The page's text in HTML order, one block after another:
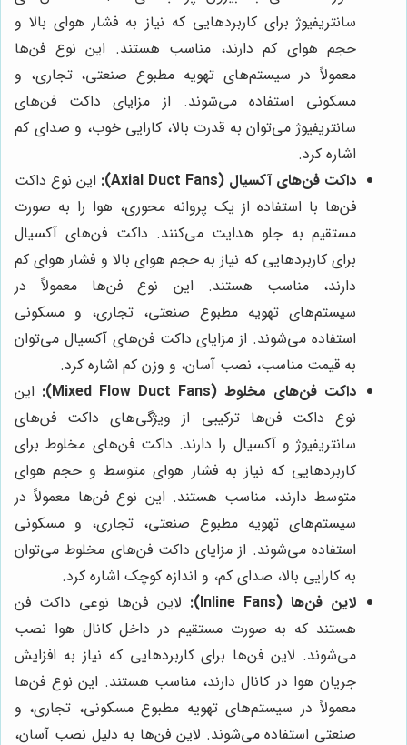
سانتریفیوژ برای کاربردهایی که نیاز به فشار هوای بالا و
حجم هوای کم دارند، مناسب هستند. این نوع فن‌ها
معمولاً در سیستم‌های تهویه مطبوع صنعتی، تجاری، و
مسکونی استفاده می‌شوند. از مزایای داکت فن‌های
سانتریفیوژ می‌توان به قدرت بالا، کارایی خوب، و صدای کم
اشاره کرد.
داکت فن‌های آکسیال (Axial Duct Fans):
این نوع داکت
فن‌ها با استفاده از یک پروانه محوری، هوا را به صورت
مستقیم به جلو هدایت می‌کنند. داکت فن‌های آکسیال
برای کاربردهایی که نیاز به حجم هوای بالا و فشار هوای کم
دارند، مناسب هستند. این نوع فن‌ها معمولاً در
سیستم‌های تهویه مطبوع صنعتی، تجاری، و مسکونی
استفاده می‌شوند. از مزایای داکت فن‌های آکسیال می‌توان
به قیمت مناسب، نصب آسان، و وزن کم اشاره کرد.
داکت فن‌های مخلوط (Mixed Flow Duct Fans):
این
نوع داکت فن‌ها ترکیبی از ویژگی‌های داکت فن‌های
سانتریفیوژ و آکسیال را دارند. داکت فن‌های مخلوط برای
کاربردهایی که نیاز به فشار هوای متوسط و حجم هوای
متوسط دارند، مناسب هستند. این نوع فن‌ها معمولاً در
سیستم‌های تهویه مطبوع صنعتی، تجاری، و مسکونی
استفاده می‌شوند. از مزایای داکت فن‌های مخلوط می‌توان
به کارایی بالا، صدای کم، و اندازه کوچک اشاره کرد.
لاین فن‌ها (Inline Fans):
لاین فن‌ها نوعی داکت فن
هستند که به صورت مستقیم در داخل کانال هوا نصب
می‌شوند. لاین فن‌ها برای کاربردهایی که نیاز به افزایش
جریان هوا در کانال دارند، مناسب هستند. این نوع فن‌ها
معمولاً در سیستم‌های تهویه مطبوع مسکونی، تجاری، و
صنعتی استفاده می‌شوند. لاین فن‌ها به دلیل نصب آسان،